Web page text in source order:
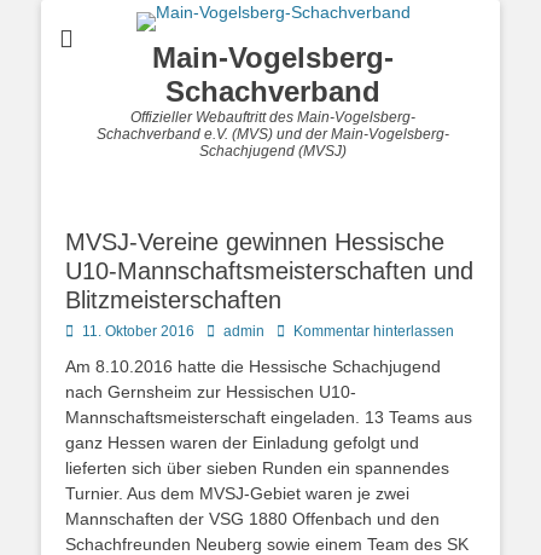
Main-Vogelsberg-
Schachverband
Offizieller Webauftritt des Main-Vogelsberg-
Schachverband e.V. (MVS) und der Main-Vogelsberg-
Schachjugend (MVSJ)
MVSJ-Vereine gewinnen Hessische
U10-Mannschaftsmeisterschaften und
Blitzmeisterschaften
Posted
11. Oktober 2016 Autoradmin Kommentar hinterlassen
Am 8.10.2016 hatte die Hessische Schachjugend
nach Gernsheim zur Hessischen U10-
Mannschaftsmeisterschaft eingeladen. 13 Teams aus
ganz Hessen waren der Einladung gefolgt und
lieferten sich über sieben Runden ein spannendes
Turnier. Aus dem MVSJ-Gebiet waren je zwei
Mannschaften der VSG 1880 Offenbach und den
Schachfreunden Neuberg sowie einem Team des SK